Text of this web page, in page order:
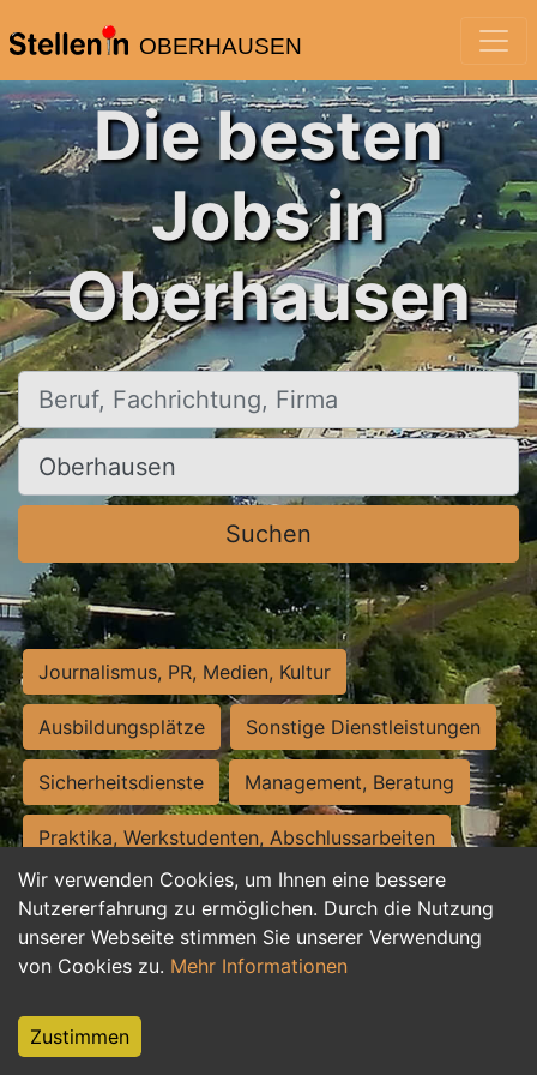
OBERHAUSEN
Wir verwenden Cookies, um Ihnen eine bessere
Nutzererfahrung zu ermöglichen. Durch die Nutzung
unserer Webseite stimmen Sie unserer Verwendung
von Cookies zu. Mehr Informationen
Zustimmen
Die besten
Jobs in
Oberhausen
Beruf, Fachrichtung, Firma
Ort, Stadt
Suchen
Journalismus, PR, Medien, Kultur
Ausbildungsplätze Sonstige Dienstleistungen
Sicherheitsdienste Management, Beratung
Praktika, Werkstudenten, Abschlussarbeiten
Personalwesen Assistenz, Sekretariat
Hilfskräfte, Aushilfs- und Nebenjobs
Weiterbildung, Studium, duale Ausbildung